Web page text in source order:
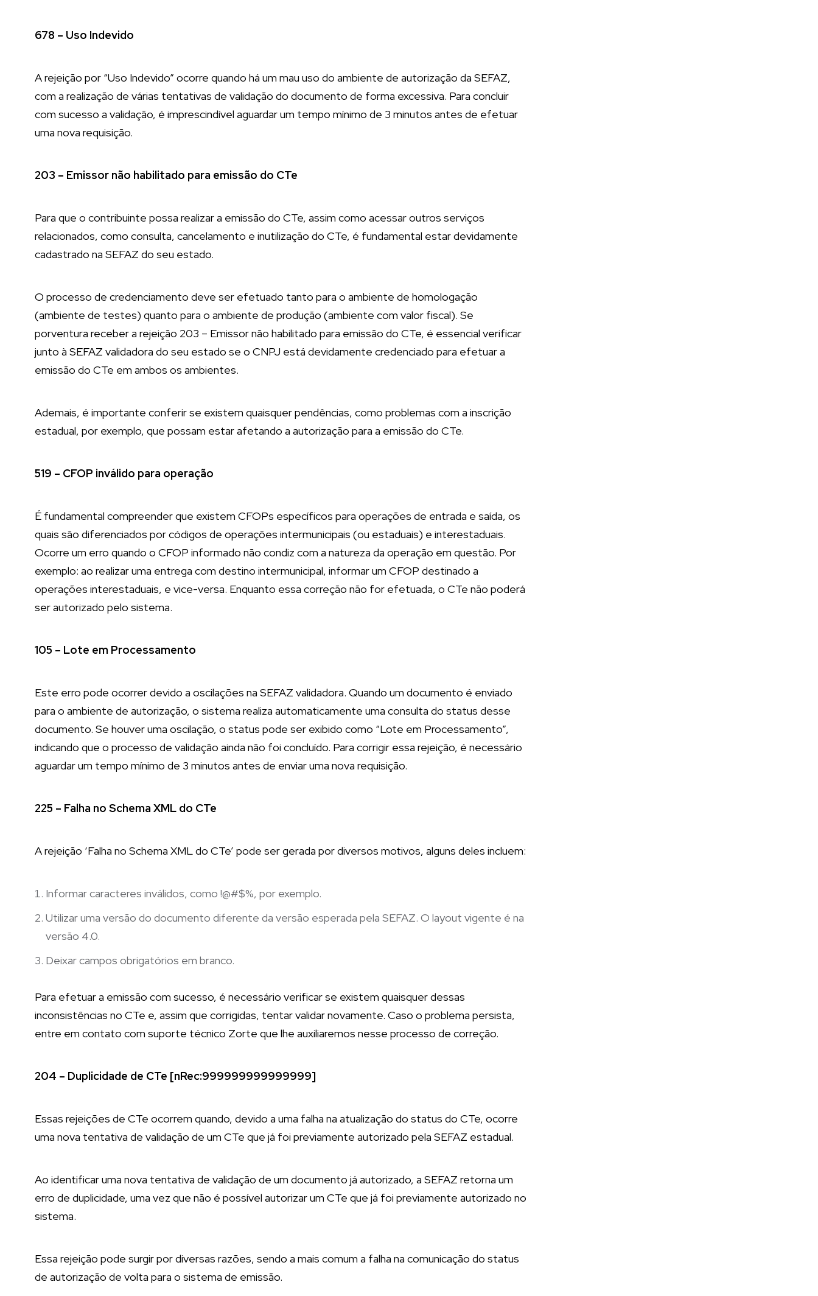
678 – Uso Indevido
A rejeição por “Uso Indevido” ocorre quando há um mau uso do ambiente de autorização da SEFAZ,
com a realização de várias tentativas de validação do documento de forma excessiva. Para concluir
com sucesso a validação, é imprescindível aguardar um tempo mínimo de 3 minutos antes de efetuar
uma nova requisição.
203 – Emissor não habilitado para emissão do CTe
Para que o contribuinte possa realizar a emissão do CTe, assim como acessar outros serviços
relacionados, como consulta, cancelamento e inutilização do CTe, é fundamental estar devidamente
cadastrado na SEFAZ do seu estado.
O processo de credenciamento deve ser efetuado tanto para o ambiente de homologação
(ambiente de testes) quanto para o ambiente de produção (ambiente com valor fiscal). Se
porventura receber a rejeição 203 – Emissor não habilitado para emissão do CTe, é essencial verificar
junto à SEFAZ validadora do seu estado se o CNPJ está devidamente credenciado para efetuar a
emissão do CTe em ambos os ambientes.
Ademais, é importante conferir se existem quaisquer pendências, como problemas com a inscrição
estadual, por exemplo, que possam estar afetando a autorização para a emissão do CTe.
519 – CFOP inválido para operação
É fundamental compreender que existem CFOPs específicos para operações de entrada e saída, os
quais são diferenciados por códigos de operações intermunicipais (ou estaduais) e interestaduais.
Ocorre um erro quando o CFOP informado não condiz com a natureza da operação em questão. Por
exemplo: ao realizar uma entrega com destino intermunicipal, informar um CFOP destinado a
operações interestaduais, e vice-versa. Enquanto essa correção não for efetuada, o CTe não poderá
ser autorizado pelo sistema.
105 – Lote em Processamento
Este erro pode ocorrer devido a oscilações na SEFAZ validadora. Quando um documento é enviado
para o ambiente de autorização, o sistema realiza automaticamente uma consulta do status desse
documento. Se houver uma oscilação, o status pode ser exibido como “Lote em Processamento”,
indicando que o processo de validação ainda não foi concluído. Para corrigir essa rejeição, é necessário
aguardar um tempo mínimo de 3 minutos antes de enviar uma nova requisição.
225 – Falha no Schema XML do CTe
A rejeição ‘Falha no Schema XML do CTe’ pode ser gerada por diversos motivos, alguns deles incluem:
Informar caracteres inválidos, como !@#$%, por exemplo.
Utilizar uma versão do documento diferente da versão esperada pela SEFAZ. O layout vigente é na
versão 4.0.
Deixar campos obrigatórios em branco.
Para efetuar a emissão com sucesso, é necessário verificar se existem quaisquer dessas
inconsistências no CTe e, assim que corrigidas, tentar validar novamente. Caso o problema persista,
entre em contato com suporte técnico Zorte que lhe auxiliaremos nesse processo de correção.
204 – Duplicidade de CTe [nRec:999999999999999]
Essas rejeições de CTe ocorrem quando, devido a uma falha na atualização do status do CTe, ocorre
uma nova tentativa de validação de um CTe que já foi previamente autorizado pela SEFAZ estadual.
Ao identificar uma nova tentativa de validação de um documento já autorizado, a SEFAZ retorna um
erro de duplicidade, uma vez que não é possível autorizar um CTe que já foi previamente autorizado no
sistema.
Essa rejeição pode surgir por diversas razões, sendo a mais comum a falha na comunicação do status
de autorização de volta para o sistema de emissão.